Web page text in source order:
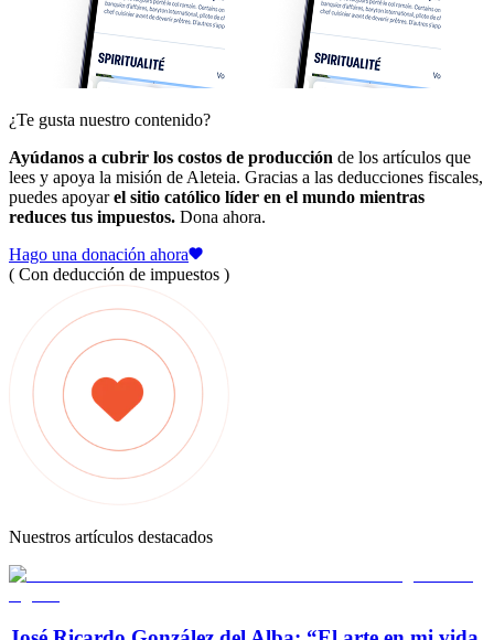
¿Te gusta nuestro contenido?
Ayúdanos a cubrir los costos de producción de los artículos que
lees y apoya la misión de Aleteia. Gracias a las deducciones fiscales,
puedes apoyarel sitio católico líder en el mundo mientras
reduces tus impuestos. Dona ahora.
Hago una donación ahora
( Con deducción de impuestos )
Nuestros artículos destacados